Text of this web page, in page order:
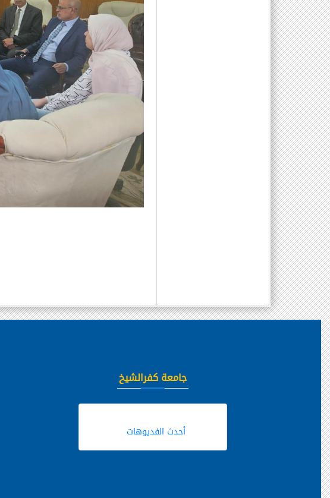
جامعة كفرالشيخ
أحدث الفديوهات